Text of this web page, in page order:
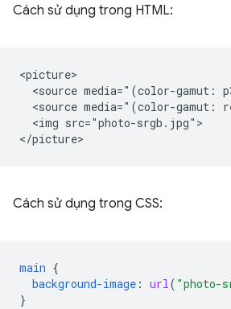
Cách sử dụng trong HTML:
<picture>
<source media="(color-gamut:
<source media="(color-gamut:
  <img src="photo-srgb.jpg">
Cách sử dụng trong CSS:
main {
background-image : url( "photo-
}